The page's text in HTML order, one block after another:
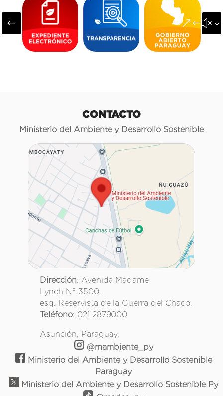
#
CONTACTO
Ministerio del Ambiente y Desarrollo Sostenible
Dirección: Avenida Madame
Lynch N° 3500.
esq. Reservista de la Guerra del Chaco.
Teléfono: 021 2879000
Asunción, Paraguay.
@mambiente_py
Ministerio del Ambiente y Desarrollo Sostenible
Paraguay
Ministerio del Ambiente y Desarrollo Sostenible Py